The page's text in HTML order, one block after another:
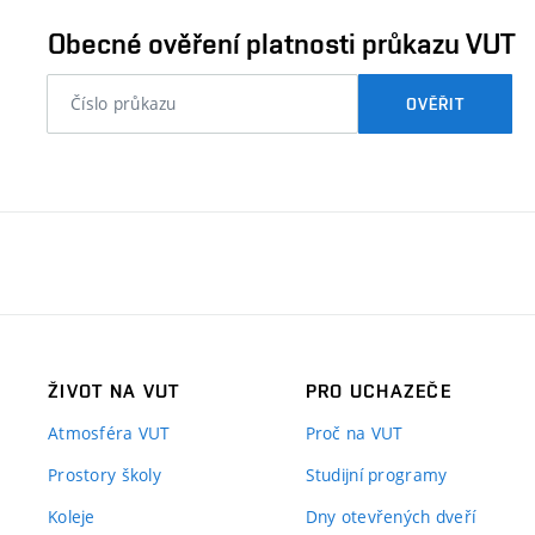
Obecné ověření platnosti průkazu VUT
číslo
OVĚŘIT
ŽIVOT NA VUT
Atmosféra VUT
Prostory školy
Koleje
PRO UCHAZEČE
Proč na VUT
Studijní programy
Dny otevřených dveří